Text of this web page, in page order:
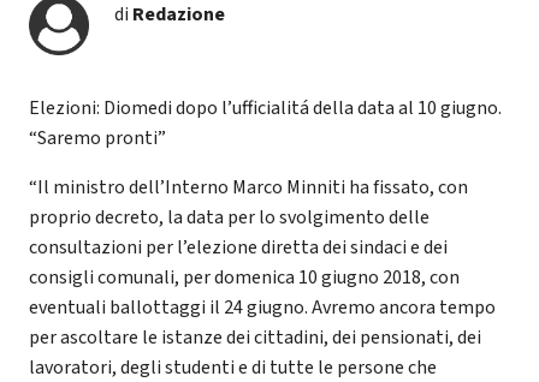
di Redazione
Elezioni: Diomedi dopo l’ufficialitá della data al 10 giugno.
“Saremo pronti”
“Il ministro dell’Interno Marco Minniti ha fissato, con
proprio decreto, la data per lo svolgimento delle
consultazioni per l’elezione diretta dei sindaci e dei
consigli comunali, per domenica 10 giugno 2018, con
eventuali ballottaggi il 24 giugno. Avremo ancora tempo
per ascoltare le istanze dei cittadini, dei pensionati, dei
lavoratori, degli studenti e di tutte le persone che